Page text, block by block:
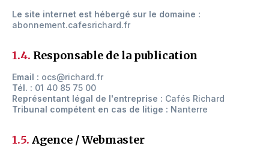
Le site internet est hébergé sur le domaine :
abonnement.cafesrichard.fr
1.4. Responsable de la publication
Email : ocs@richard.fr
Tél. : 01 40 85 75 00
Représentant légal de l'entreprise : Cafés Richard
Tribunal compétent en cas de litige : Nanterre
1.5. Agence / Webmaster